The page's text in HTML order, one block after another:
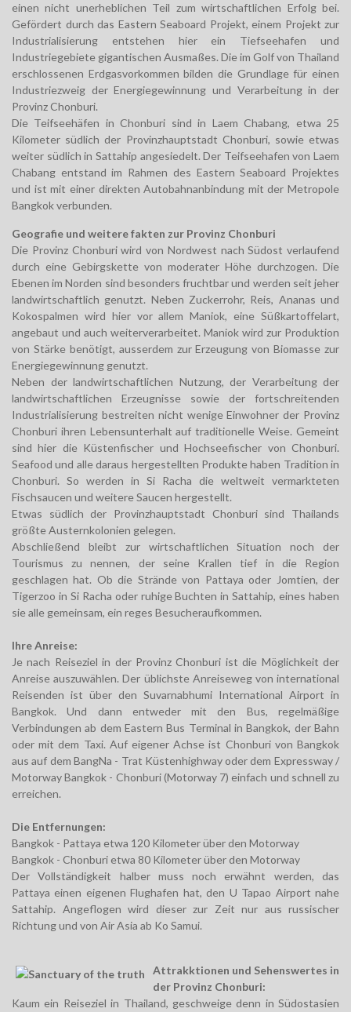
einen nicht unerheblichen Teil zum wirtschaftlichen Erfolg bei.
Gefördert durch das Eastern Seaboard Projekt, einem Projekt zur
Industrialisierung entstehen hier ein Tiefseehafen und
Industriegebiete gigantischen Ausmaßes. Die im Golf von Thailand
erschlossenen Erdgasvorkommen bilden die Grundlage für einen
Industriezweig der Energiegewinnung und Verarbeitung in der
Provinz Chonburi.
Die Teifseehäfen in Chonburi sind in Laem Chabang, etwa 25
Kilometer südlich der Provinzhauptstadt Chonburi, sowie etwas
weiter südlich in Sattahip angesiedelt. Der Teifseehafen von Laem
Chabang entstand im Rahmen des Eastern Seaboard Projektes
und ist mit einer direkten Autobahnanbindung mit der Metropole
Bangkok verbunden.
Geografie und weitere fakten zur Provinz Chonburi
Die Provinz Chonburi wird von Nordwest nach Südost verlaufend
durch eine Gebirgskette von moderater Höhe durchzogen. Die
Ebenen im Norden sind besonders fruchtbar und werden seit jeher
landwirtschaftlich genutzt. Neben Zuckerrohr, Reis, Ananas und
Kokospalmen wird hier vor allem Maniok, eine Süßkartoffelart,
angebaut und auch weiterverarbeitet. Maniok wird zur Produktion
von Stärke benötigt, ausserdem zur Erzeugung von Biomasse zur
Energiegewinnung genutzt.
Neben der landwirtschaftlichen Nutzung, der Verarbeitung der
landwirtschaftlichen Erzeugnisse sowie der fortschreitenden
Industrialisierung bestreiten nicht wenige Einwohner der Provinz
Chonburi ihren Lebensunterhalt auf traditionelle Weise. Gemeint
sind hier die Küstenfischer und Hochseefischer von Chonburi.
Seafood und alle daraus hergestellten Produkte haben Tradition in
Chonburi. So werden in Si Racha die weltweit vermarkteten
Fischsaucen und weitere Saucen hergestellt.
Etwas südlich der Provinzhauptstadt Chonburi sind Thailands
größte Austernkolonien gelegen.
Abschließend bleibt zur wirtschaftlichen Situation noch der
Tourismus zu nennen, der seine Krallen tief in die Region
geschlagen hat. Ob die Strände von Pattaya oder Jomtien, der
Tigerzoo in Si Racha oder ruhige Buchten in Sattahip, eines haben
sie alle gemeinsam, ein reges Besucheraufkommen.
Ihre Anreise:
Je nach Reiseziel in der Provinz Chonburi ist die Möglichkeit der
Anreise auszuwählen. Der üblichste Anreiseweg von international
Reisenden ist über den Suvarnabhumi International Airport in
Bangkok. Und dann entweder mit den Bus, regelmäßige
Verbindungen ab dem Eastern Bus Terminal in Bangkok, der Bahn
oder mit dem Taxi. Auf eigener Achse ist Chonburi von Bangkok
aus auf dem BangNa - Trat Küstenhighway oder dem Expressway /
Motorway Bangkok - Chonburi (Motorway 7) einfach und schnell zu
erreichen.
Die Entfernungen:
Bangkok - Pattaya etwa 120 Kilometer über den Motorway
Bangkok - Chonburi etwa 80 Kilometer über den Motorway
Der Vollständigkeit halber muss noch erwähnt werden, das
Pattaya einen eigenen Flughafen hat, den U Tapao Airport nahe
Sattahip. Angeflogen wird dieser zur Zeit nur aus russischer
Richtung und von Air Asia ab Ko Samui.
Attrakktionen und Sehenswertes in
der Provinz Chonburi:
Kaum ein Reiseziel in Thailand, geschweige denn in Südostasien